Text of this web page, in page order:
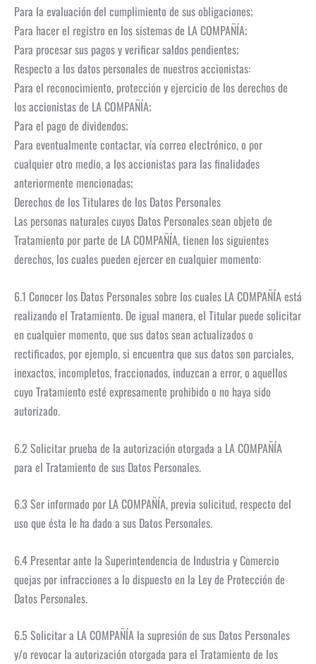
Para la evaluación del cumplimiento de sus obligaciones;
Para hacer el registro en los sistemas de LA COMPAÑÍA;
Para procesar sus pagos y verificar saldos pendientes;
Respecto a los datos personales de nuestros accionistas:
Para el reconocimiento, protección y ejercicio de los derechos de
los accionistas de LA COMPAÑÍA;
Para el pago de dividendos;
Para eventualmente contactar, vía correo electrónico, o por
cualquier otro medio, a los accionistas para las finalidades
anteriormente mencionadas;
Derechos de los Titulares de los Datos Personales
Las personas naturales cuyos Datos Personales sean objeto de
Tratamiento por parte de LA COMPAÑÍA, tienen los siguientes
derechos, los cuales pueden ejercer en cualquier momento:
6.1 Conocer los Datos Personales sobre los cuales LA COMPAÑÍA está
realizando el Tratamiento. De igual manera, el Titular puede solicitar
en cualquier momento, que sus datos sean actualizados o
rectificados, por ejemplo, si encuentra que sus datos son parciales,
inexactos, incompletos, fraccionados, induzcan a error, o aquellos
cuyo Tratamiento esté expresamente prohibido o no haya sido
autorizado.
6.2 Solicitar prueba de la autorización otorgada a LA COMPAÑÍA
para el Tratamiento de sus Datos Personales.
6.3 Ser informado por LA COMPAÑÍA, previa solicitud, respecto del
uso que ésta le ha dado a sus Datos Personales.
6.4 Presentar ante la Superintendencia de Industria y Comercio
quejas por infracciones a lo dispuesto en la Ley de Protección de
Datos Personales.
6.5 Solicitar a LA COMPAÑÍA la supresión de sus Datos Personales
y/o revocar la autorización otorgada para el Tratamiento de los